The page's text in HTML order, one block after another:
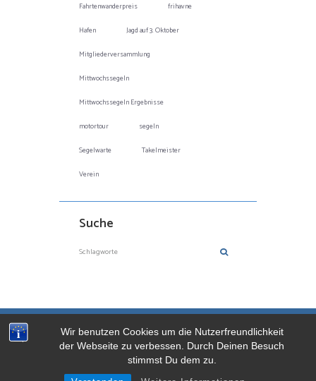
Wir benutzen Cookies um die Nutzerfreundlichkeit
der Webseite zu verbessen. Durch Deinen Besuch
stimmst Du dem zu.
Fahrtenwanderpreis frihavne
Hafen Jagd auf 3. Oktober
Mitgliederversammlung
Mittwochssegeln
Mittwochssegeln Ergebnisse
motortour segeln
Segelwarte Takelmeister
Verein
Suche
Mitglieder-Bereich Impressum Datenschutz
Segler-Verein Trave e.V. © 2026